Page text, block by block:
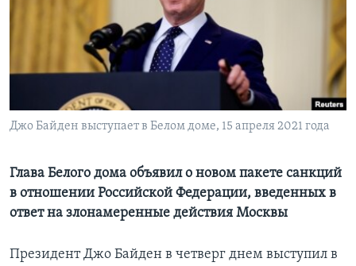
Learning English
СОЦИАЛЬНЫЕ СЕТИ
Джо Байден выступает в Белом доме, 15 апреля 2021 года
Глава Белого дома объявил о новом пакете санкций
в отношении Российской Федерации, введенных в
ответ на злонамеренные действия Москвы
Президент Джо Байден в четверг днем выступил в